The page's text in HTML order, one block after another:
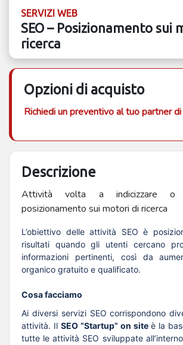
SERVIZI WEB
SEO – Posizionamento sui
ricerca
Opzioni di acquisto
Richiedi un preventivo al tuo partner
Descrizione
Attività volta a indicizzare o
posizionamento sui motori di ricerca
L’obiettivo delle attività SEO è
risultati quando gli utenti cercano
informazioni pertinenti, così da
organico gratuito e qualificato.
Cosa facciamo
Ai diversi servizi SEO corrispondono
attività. Il SEO “Startup” on siteè la
tutte le attività SEO sviluppate